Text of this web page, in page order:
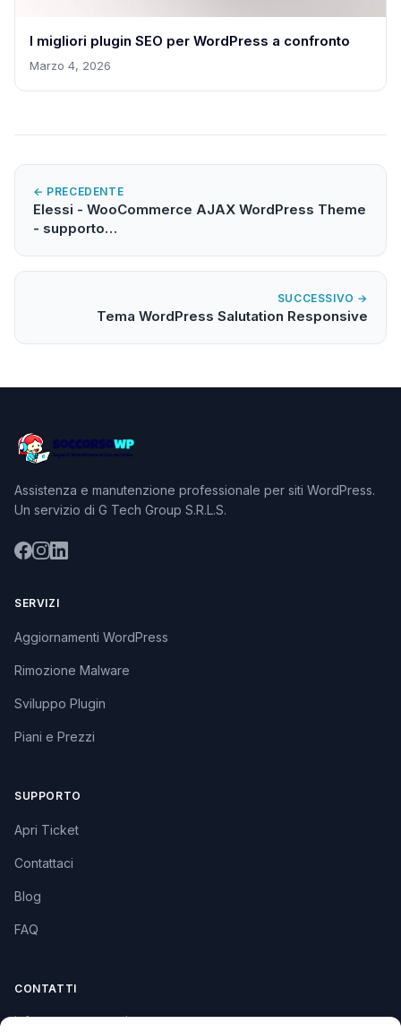
I migliori plugin SEO per WordPress a confronto
Marzo 4, 2026
← PRECEDENTE
Elessi - WooCommerce AJAX WordPress Theme
- supporto…
SUCCESSIVO →
Tema WordPress Salutation Responsive
Assistenza e manutenzione professionale per siti WordPress.
Un servizio di G Tech Group S.R.L.S.
SERVIZI
Aggiornamenti WordPress
Rimozione Malware
Sviluppo Plugin
Piani e Prezzi
SUPPORTO
Apri Ticket
Contattaci
Blog
FAQ
CONTATTI
info@soccorsowp.it